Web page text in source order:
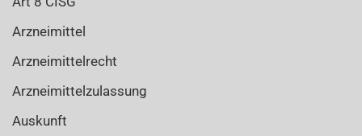
Arzneimittel
Arzneimittelrecht
Arzneimittelzulassung
Auskunft